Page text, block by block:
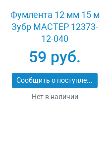
Фумлента 12 мм 15 м
Зубр МАСТЕР 12373-
12-040
59 руб.
Сообщить о поступлении
Нет в наличии